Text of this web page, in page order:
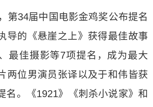
第34届中国电影金鸡奖公布提名
导的《悬崖之上》获得最佳故事
最佳摄影等7项提名，成为最大
两位男演员张译以及于和伟皆获
名。《1921》《刺杀小说家》和